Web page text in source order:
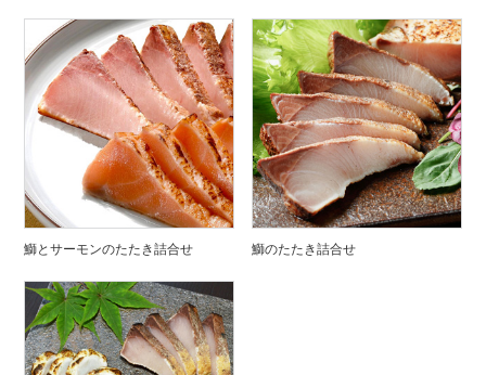
鰤とサーモンのたたき詰合せ 鰤のたたき詰合せ